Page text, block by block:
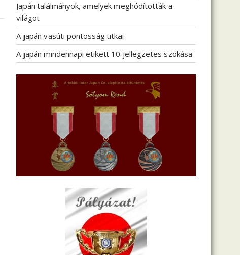
Japán találmányok, amelyek meghódították a
világot
A japán vasúti pontosság titkai
A japán mindennapi etikett 10 jellegzetes szokása